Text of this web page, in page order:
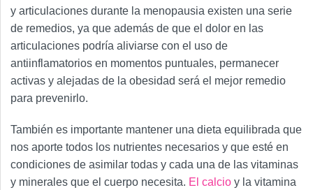
y articulaciones durante la menopausia existen una serie
de remedios, ya que además de que el dolor en las
articulaciones podría aliviarse con el uso de
antiinflamatorios en momentos puntuales, permanecer
activas y alejadas de la obesidad será el mejor remedio
para prevenirlo.
También es importante mantener una dieta equilibrada que
nos aporte todos los nutrientes necesarios y que esté en
condiciones de asimilar todas y cada una de las vitaminas
y minerales que el cuerpo necesita. El calcio y la vitamina